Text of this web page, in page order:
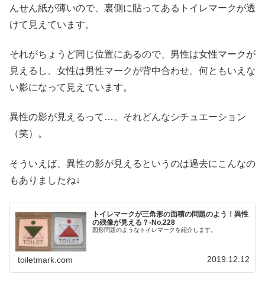
んせん紙が薄いので、裏側に貼ってあるトイレマークが透
けて見えています。
それがちょうど同じ位置にあるので、男性は女性マークが
見えるし、女性は男性マークが背中合わせ。何ともいえな
い影になって見えています。
異性の影が見えるって…。それどんなシチュエーション
（笑）。
そういえば、異性の影が見えるというのは過去にこんなの
もありましたね↓
トイレマークが三角形の面積の問題のよう！異性
の残像が見える？-No.228
図形問題のようなトイレマークを紹介します。
toiletmark.com 2019.12.12